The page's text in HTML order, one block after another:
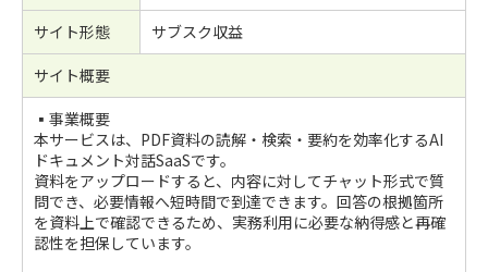
サイト形態
サブスク収益
サイト概要
▪️事業概要
本サービスは、PDF資料の読解・検索・要約を効率化するAI
ドキュメント対話SaaSです。
資料をアップロードすると、内容に対してチャット形式で質
問でき、必要情報へ短時間で到達できます。回答の根拠箇所
を資料上で確認できるため、実務利用に必要な納得感と再確
認性を担保しています。